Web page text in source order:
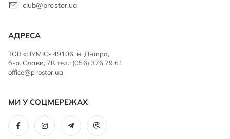
club@prostor.ua
АДРЕСА
ТОВ «НУМІС» 49106, м. Дніпро,
б-р. Слави, 7К тел.: (056) 376 79 61
office@prostor.ua
МИ У СОЦМЕРЕЖАХ